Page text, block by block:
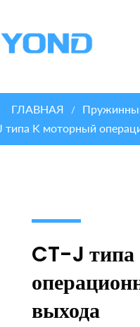
ГЛАВНАЯ /
типа K моторный
CT-J
выхода